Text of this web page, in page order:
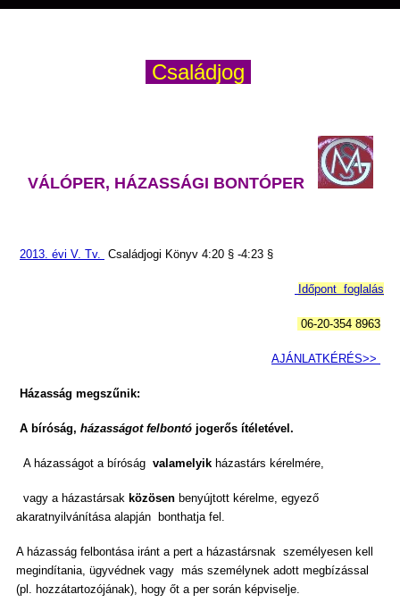
Családjog
VÁLÓPER, HÁZASSÁGI BONTÓPER
2013. évi V. Tv. Családjogi Könyv 4:20 § -4:23 §
Időpont foglalás
06-20-354 8963
AJÁNLATKÉRÉS>>
Házasság megszűnik:
A bíróság, házasságot felbontó jogerős ítéletével.
A házasságot a bíróság valamelyik házastárs kérelmére,
vagy a házastársak közösen benyújtott kérelme, egyező
akaratnyilvánítása alapján bonthatja fel.
A házasság felbontása iránt a pert a házastársnak személyesen kell
megindítania, ügyvédnek vagy más személynek adott megbízással
(pl. hozzátartozójának), hogy őt a per során képviselje.